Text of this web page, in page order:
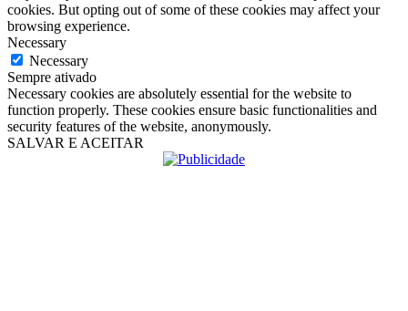
cookies. But opting out of some of these cookies may affect your
browsing experience.
Necessary
Necessary
Sempre ativado
Necessary cookies are absolutely essential for the website to
function properly. These cookies ensure basic functionalities and
security features of the website, anonymously.
SALVAR E ACEITAR